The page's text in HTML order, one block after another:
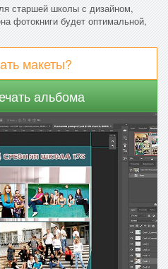
старшей школы с дизайном,
фотокниги будет оптимальной,
макеты?
альбома